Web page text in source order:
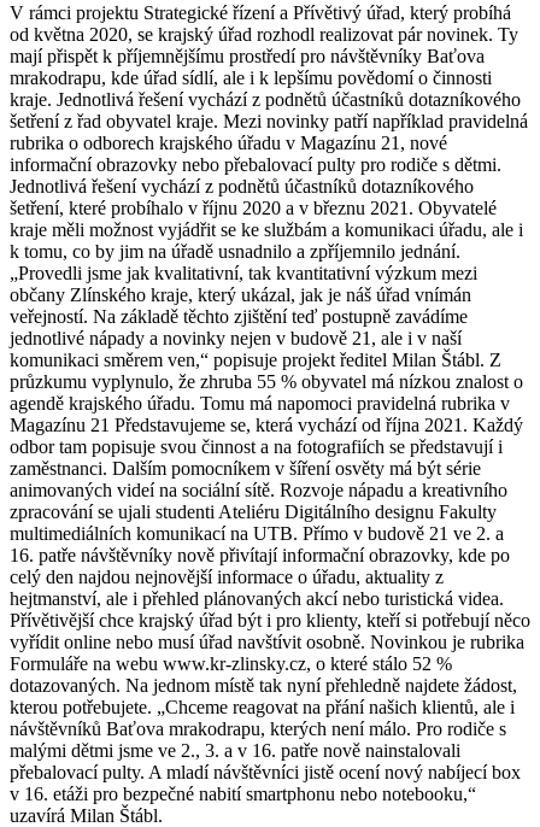
V rámci projektu Strategické řízení a Přívětivý úřad, který probíhá
od května 2020, se krajský úřad rozhodl realizovat pár novinek. Ty
mají přispět k příjemnějšímu prostředí pro návštěvníky Baťova
mrakodrapu, kde úřad sídlí, ale i k lepšímu povědomí o činnosti
kraje. Jednotlivá řešení vychází z podnětů účastníků dotazníkového
šetření z řad obyvatel kraje. Mezi novinky patří například pravidelná
rubrika o odborech krajského úřadu v Magazínu 21, nové
informační obrazovky nebo přebalovací pulty pro rodiče s dětmi.
Jednotlivá řešení vychází z podnětů účastníků dotazníkového
šetření, které probíhalo v říjnu 2020 a v březnu 2021. Obyvatelé
kraje měli možnost vyjádřit se ke službám a komunikaci úřadu, ale i
k tomu, co by jim na úřadě usnadnilo a zpříjemnilo jednání.
„Provedli jsme jak kvalitativní, tak kvantitativní výzkum mezi
občany Zlínského kraje, který ukázal, jak je náš úřad vnímán
veřejností. Na základě těchto zjištění teď postupně zavádíme
jednotlivé nápady a novinky nejen v budově 21, ale i v naší
komunikaci směrem ven,“ popisuje projekt ředitel Milan Štábl. Z
průzkumu vyplynulo, že zhruba 55 % obyvatel má nízkou znalost o
agendě krajského úřadu. Tomu má napomoci pravidelná rubrika v
Magazínu 21 Představujeme se, která vychází od října 2021. Každý
odbor tam popisuje svou činnost a na fotografiích se představují i
zaměstnanci. Dalším pomocníkem v šíření osvěty má být série
animovaných videí na sociální sítě. Rozvoje nápadu a kreativního
zpracování se ujali studenti Ateliéru Digitálního designu Fakulty
multimediálních komunikací na UTB. Přímo v budově 21 ve 2. a
16. patře návštěvníky nově přivítají informační obrazovky, kde po
celý den najdou nejnovější informace o úřadu, aktuality z
hejtmanství, ale i přehled plánovaných akcí nebo turistická videa.
Přívětivější chce krajský úřad být i pro klienty, kteří si potřebují něco
vyřídit online nebo musí úřad navštívit osobně. Novinkou je rubrika
Formuláře na webu www.kr-zlinsky.cz, o které stálo 52 %
dotazovaných. Na jednom místě tak nyní přehledně najdete žádost,
kterou potřebujete. „Chceme reagovat na přání našich klientů, ale i
návštěvníků Baťova mrakodrapu, kterých není málo. Pro rodiče s
malými dětmi jsme ve 2., 3. a v 16. patře nově nainstalovali
přebalovací pulty. A mladí návštěvníci jistě ocení nový nabíjecí box
v 16. etáži pro bezpečné nabití smartphonu nebo notebooku,“
uzavírá Milan Štábl.